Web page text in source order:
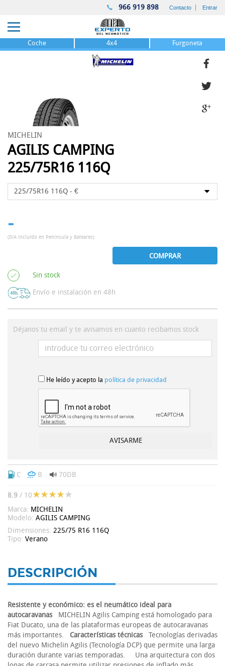
966 919 898 Contacto Entrar
Coche 4x4 Furgoneta
MICHELIN
AGILIS CAMPING
225/75R16 116Q
-
(IVA incluído en Península y Baleares)
COMPRAR
Sin stock
Envío e instalación en 48h
Déjanos tu email y te avisamos en cuanto recibamos stock
He leído y acepto la política de privacidad
C B 70DB
8.9 / 10
Marca: MICHELIN
Modelo: AGILIS CAMPING
Dimensiones: 225/75 R16 116Q
Tipo: Verano
DESCRIPCIÓN
Resistente y económico: es el neumático ideal para
autocaravanasMICHELIN Agilis Camping está homologado para
Fiat Ducato, una de las plataformas europeas de autocaravanas
más importantes. Características técnicasTecnologías derivadas
del nuevo Michelin Agilis (Tecnología DCP) que permite una larga
duración durante varias temporadas. Una arquitectura con dos